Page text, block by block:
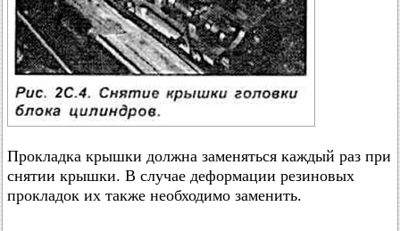
Прокладка крышки должна заменяться каждый раз при
снятии крышки. В случае деформации резиновых
прокладок их также необходимо заменить.